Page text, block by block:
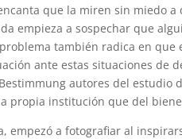
que la miren sin miedo
empieza a sospechar que
también radica en
ante estas situaciones de
autores del estudio
propia institución que del
empezó a fotografiar al